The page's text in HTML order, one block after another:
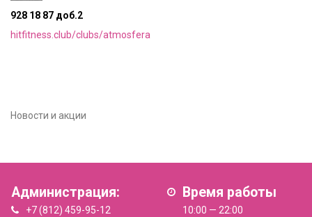
928 18 87 доб.2
hitfitness.club/clubs/atmosfera
Новости и акции
Администрация:
+7 (812) 459-95-12
Время работы
10:00 — 22:00